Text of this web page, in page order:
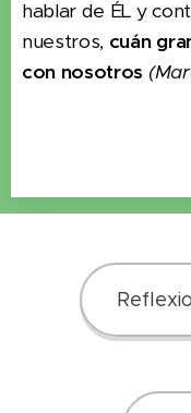
hablar de ÉL y
nuestros, cuán
con nosotros